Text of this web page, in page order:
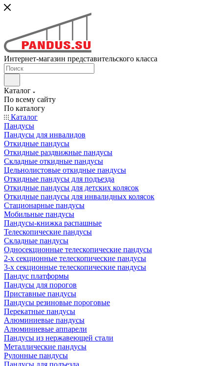
Интернет-магазин представительского класса
Каталог
По всему сайту
По каталогу
Каталог
Пандусы
Пандусы для инвалидов
Откидные пандусы
Откидные раздвижные пандусы
Складные откидные пандусы
Цельнолистовые откидные пандусы
Откидные пандусы для подъезда
Откидные пандусы для детских колясок
Откидные пандусы для инвалидных колясок
Стационарные пандусы
Мобильные пандусы
Пандусы-книжка распашные
Телескопические пандусы
Складные пандусы
Односекционные телескопические пандусы
2-х секционные телескопические пандусы
3-х секционные телескопические пандусы
Пандус платформы
Пандусы для порогов
Приставные пандусы
Пандусы резиновые пороговые
Перекатные пандусы
Алюминиевые пандусы
Алюминиевые аппарели
Пандусы из нержавеющей стали
Металлические пандусы
Рулонные пандусы
Пандусы для подъезда